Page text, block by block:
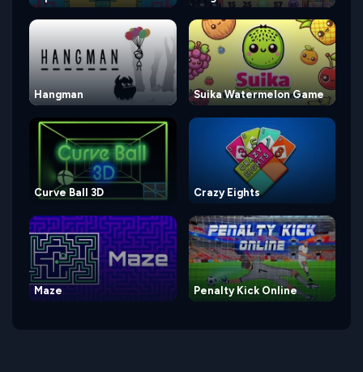
Hangman Suika Watermelon Game
Curve Ball 3D Crazy Eights
Maze Penalty Kick Online